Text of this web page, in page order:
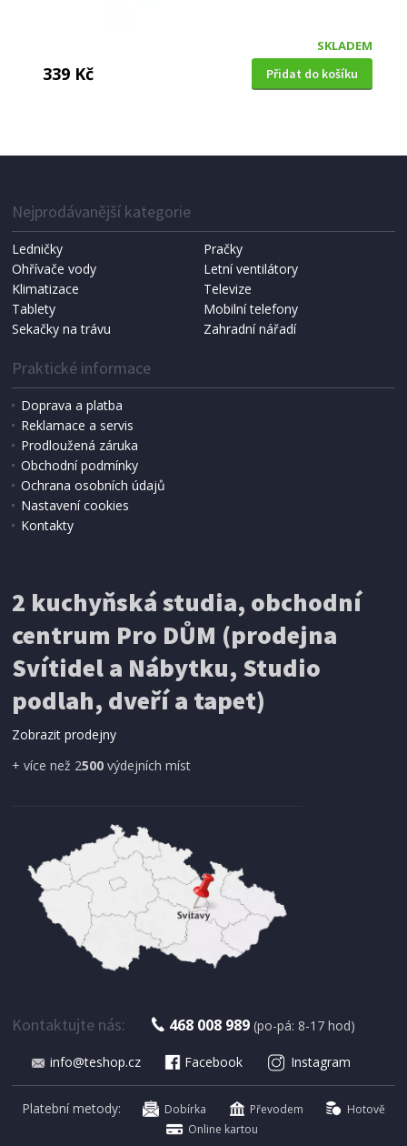
SKLADEM
339 Kč Přidat do košíku
ProGarden KO-DX9300300 s rukojetí 12x16 cm
359 Kč
304 Kč Přidat do košíku
ZAHRADNÍ SOLÁRNÍ LAMPA
ProGarden KO-DX9200040 Lampa solární
Nejprodávanější kategorie
Ledničky
Pračky
Ohřívače vody
Letní ventilátory
Klimatizace
Televize
Tablety
Mobilní telefony
Sekačky na trávu
Zahradní nářadí
Praktické informace
Doprava a platba
Reklamace a servis
Prodloužená záruka
Obchodní podmínky
Ochrana osobních údajů
Nastavení cookies
Kontakty
2 kuchyňská studia, obchodní
centrum Pro DŮM (prodejna
Svítidel a Nábytku, Studio
podlah, dveří a tapet)
Zobrazit prodejny
+ více než 2500 výdejních míst
Kontaktujte nás: 468 008 989 (po-pá: 8-17 hod)
info@teshop.cz Facebook Instagram
Platební metody: Dobírka Převodem
Hotově
Online kartou